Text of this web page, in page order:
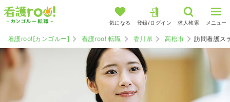
気になる 登録/ログイン 求人検索 メニュー
看護roo![カンゴルー] 看護roo! 転職 香川県 高松市 訪問看護ス